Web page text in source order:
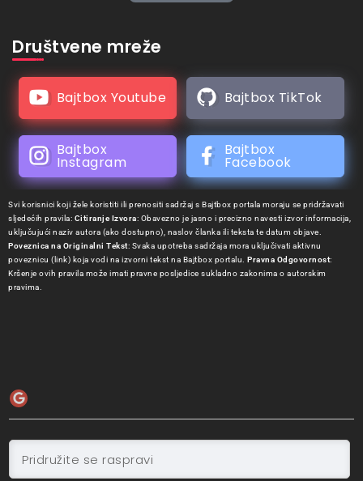
Društvene mreže
Bajtbox Youtube Bajtbox TikTok
Bajtbox
Instagram
Bajtbox
Facebook
Svi korisnici koji žele koristiti ili prenositi sadržaj s Bajtbox portala moraju se pridržavati
sljedećih pravila: Citiranje Izvora: Obavezno je jasno i precizno navesti izvor informacija,
uključujući naziv autora (ako dostupno), naslov članka ili teksta te datum objave.
Poveznica na Originalni Tekst: Svaka upotreba sadržaja mora uključivati aktivnu
poveznicu (link) koja vodi na izvorni tekst na Bajtbox portalu. Pravna Odgovornost:
Kršenje ovih pravila može imati pravne posljedice sukladno zakonima o autorskim
pravima.